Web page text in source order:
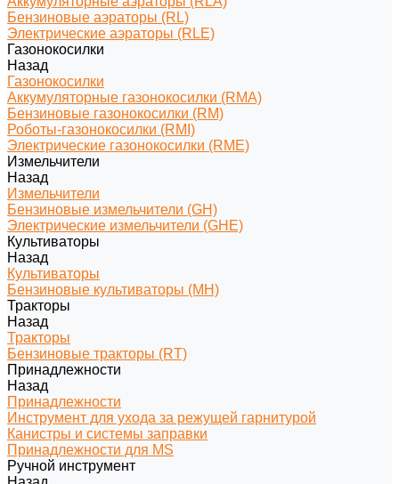
Бензиновые аэраторы (RL)
Электрические аэраторы (RLE)
Газонокосилки
Назад
Газонокосилки
Аккумуляторные газонокосилки (RMA)
Бензиновые газонокосилки (RM)
Роботы-газонокосилки (RMI)
Электрические газонокосилки (RME)
Измельчители
Назад
Измельчители
Бензиновые измельчители (GH)
Электрические измельчители (GHE)
Культиваторы
Назад
Культиваторы
Бензиновые культиваторы (MH)
Тракторы
Назад
Тракторы
Бензиновые тракторы (RT)
Принадлежности
Назад
Принадлежности
Инструмент для ухода за режущей гарнитурой
Канистры и системы заправки
Принадлежности для MS
Ручной инструмент